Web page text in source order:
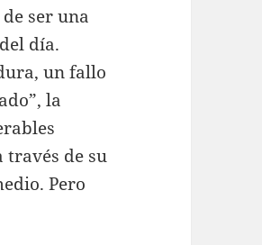
ser una
día.
un fallo
la
través de su
Pero